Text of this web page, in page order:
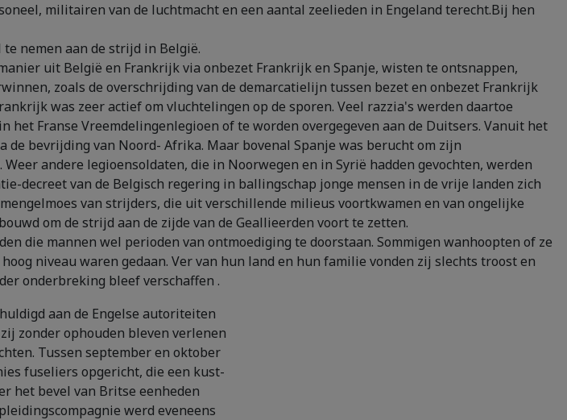
militairen van de luchtmacht en een aantal zeelieden in Engeland terecht.Bij hen
nemen aan de strijd in België.
uit België en Frankrijk via onbezet Frankrijk en Spanje, wisten te ontsnappen,
zoals de overschrijding van de demarcatielijn tussen bezet en onbezet Frankrijk
was zeer actief om vluchtelingen op de sporen. Veel razzia's werden daartoe
Franse Vreemdelingenlegioen of te worden overgegeven aan de Duitsers. Vanuit het
bevrijding van Noord- Afrika. Maar bovenal Spanje was berucht om zijn
andere legioensoldaten, die in Noorwegen en in Syrië hadden gevochten, werden
decreet van de Belgisch regering in ballingschap jonge mensen in de vrije landen zich
van strijders, die uit verschillende milieus voortkwamen en van ongelijke
om de strijd aan de zijde van de Geallieerden voort te zetten.
die mannen wel perioden van ontmoediging te doorstaan. Sommigen wanhoopten of ze
niveau waren gedaan. Ver van hun land en hun familie vonden zij slechts troost en
onderbreking bleef verschaffen .
aan de Engelse autoriteiten
zonder ophouden bleven verlenen
Tussen september en oktober
fuseliers opgericht, die een kust-
het bevel van Britse eenheden
werd eveneens